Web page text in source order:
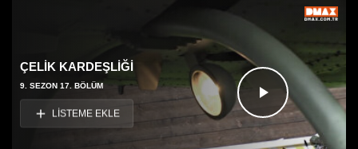
Videoyu
ÇELİK KARDEŞLİĞİ
9. SEZON 17. BÖLÜM
LİSTEME EKLE